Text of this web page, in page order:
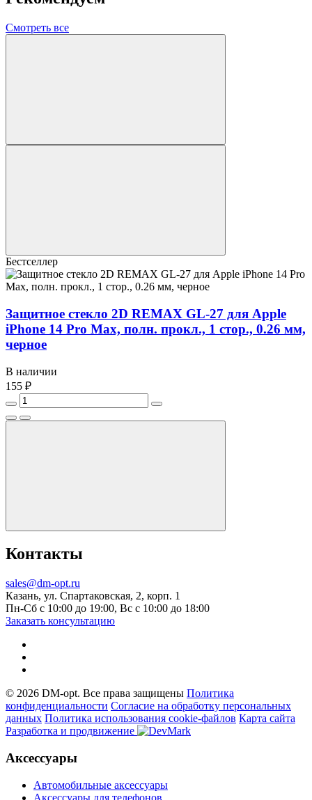
Смотреть все
Бестселлер
Защитное стекло 2D REMAX GL-27 для Apple
iPhone 14 Pro Max, полн. прокл., 1 стор., 0.26 мм,
черное
В наличии
155 ₽
Контакты
sales@dm-opt.ru
Казань, ул. Спартаковская, 2, корп. 1
Пн-Сб с 10:00 до 19:00, Вс с 10:00 до 18:00
Заказать консультацию
© 2026 DM-opt. Все права защищены Политика
конфиденциальности Согласие на обработку персональных
данных Пoлитикa иcпoльзoвaния cookie-фaйлoв Карта сайта
Разработка и продвижение
Аксессуары
Автомобильные аксессуары
Аксессуары для телефонов